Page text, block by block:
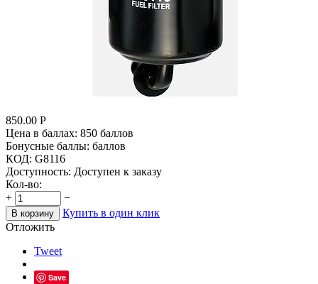
850.00 Р
Цена в баллах: 850 баллов
Бонусные баллы: баллов
КОД: G8116
Доступность: Доступен к заказу
Кол-во:
+
−
В корзину
Купить в один клик
Отложить
Tweet
Save